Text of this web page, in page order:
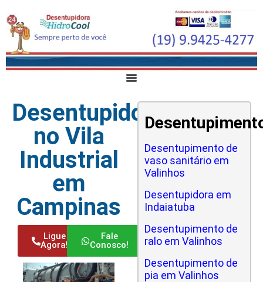
Desentupidora
no Vila
Industrial
em
Campinas
Ligue
Agora!
Fale
Conosco!
Desentupimento de
vaso sanitário em
Valinhos
Desentupidora em
Indaiatuba
Desentupimento de
ralo em Valinhos
Desentupimento de
pia em Valinhos